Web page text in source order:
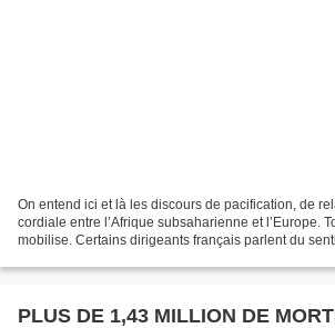
On entend ici et là les discours de pacification, de
cordiale entre l’Afrique subsaharienne et l’Europe.
mobilise. Certains dirigeants français parlent du
PLUS DE 1,43 MILLION DE